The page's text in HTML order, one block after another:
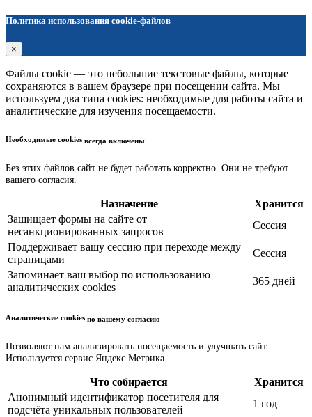
Политика использования cookie-файлов
×
Файлы cookie — это небольшие текстовые файлы, которые
сохраняются в вашем браузере при посещении сайта. Мы
используем два типа cookies: необходимые для работы сайта и
аналитические для изучения посещаемости.
Необходимые cookies всегда включены
Без этих файлов сайт не будет работать корректно. Они не требуют
вашего согласия.
Назначение
Хранится
Защищает формы на сайте от
несанкционированных запросов
Сессия
Поддерживает вашу сессию при переходе между
страницами
Сессия
Запоминает ваш выбор по использованию
аналитических cookies
365 дней
Аналитические cookies по вашему согласию
Позволяют нам анализировать посещаемость и улучшать сайт.
Используется сервис Яндекс.Метрика.
Что собирается
Хранится
Анонимный идентификатор посетителя для
подсчёта уникальных пользователей
1 год